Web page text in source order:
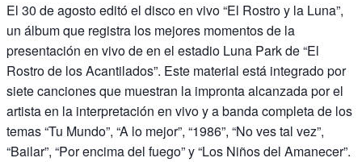
El 30 de agosto editó el disco en vivo “El Rostro y la Luna”,
un álbum que registra los mejores momentos de la
presentación en vivo de en el estadio Luna Park de “El
Rostro de los Acantilados”. Este material está integrado por
siete canciones que muestran la impronta alcanzada por el
artista en la interpretación en vivo y a banda completa de los
temas “Tu Mundo”, “A lo mejor”, “1986”, “No ves tal vez”,
“Bailar”, “Por encima del fuego” y “Los Niños del Amanecer”.